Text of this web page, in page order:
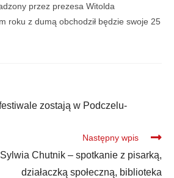
przez prezesa Witolda
roku z dumą obchodził będzie swoje 25
zostają w Podczelu-
Następny wpis
Chutnik – spotkanie z pisarką,
działaczką społeczną, biblioteka